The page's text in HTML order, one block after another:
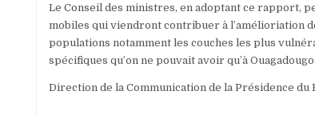
Le Conseil des ministres, en adoptant ce rapport,
mobiles qui viendront contribuer à l’amélioriation
populations notamment les couches les plus
spécifiques qu’on ne pouvait avoir qu’à
Direction de la Communication de la Présidence du